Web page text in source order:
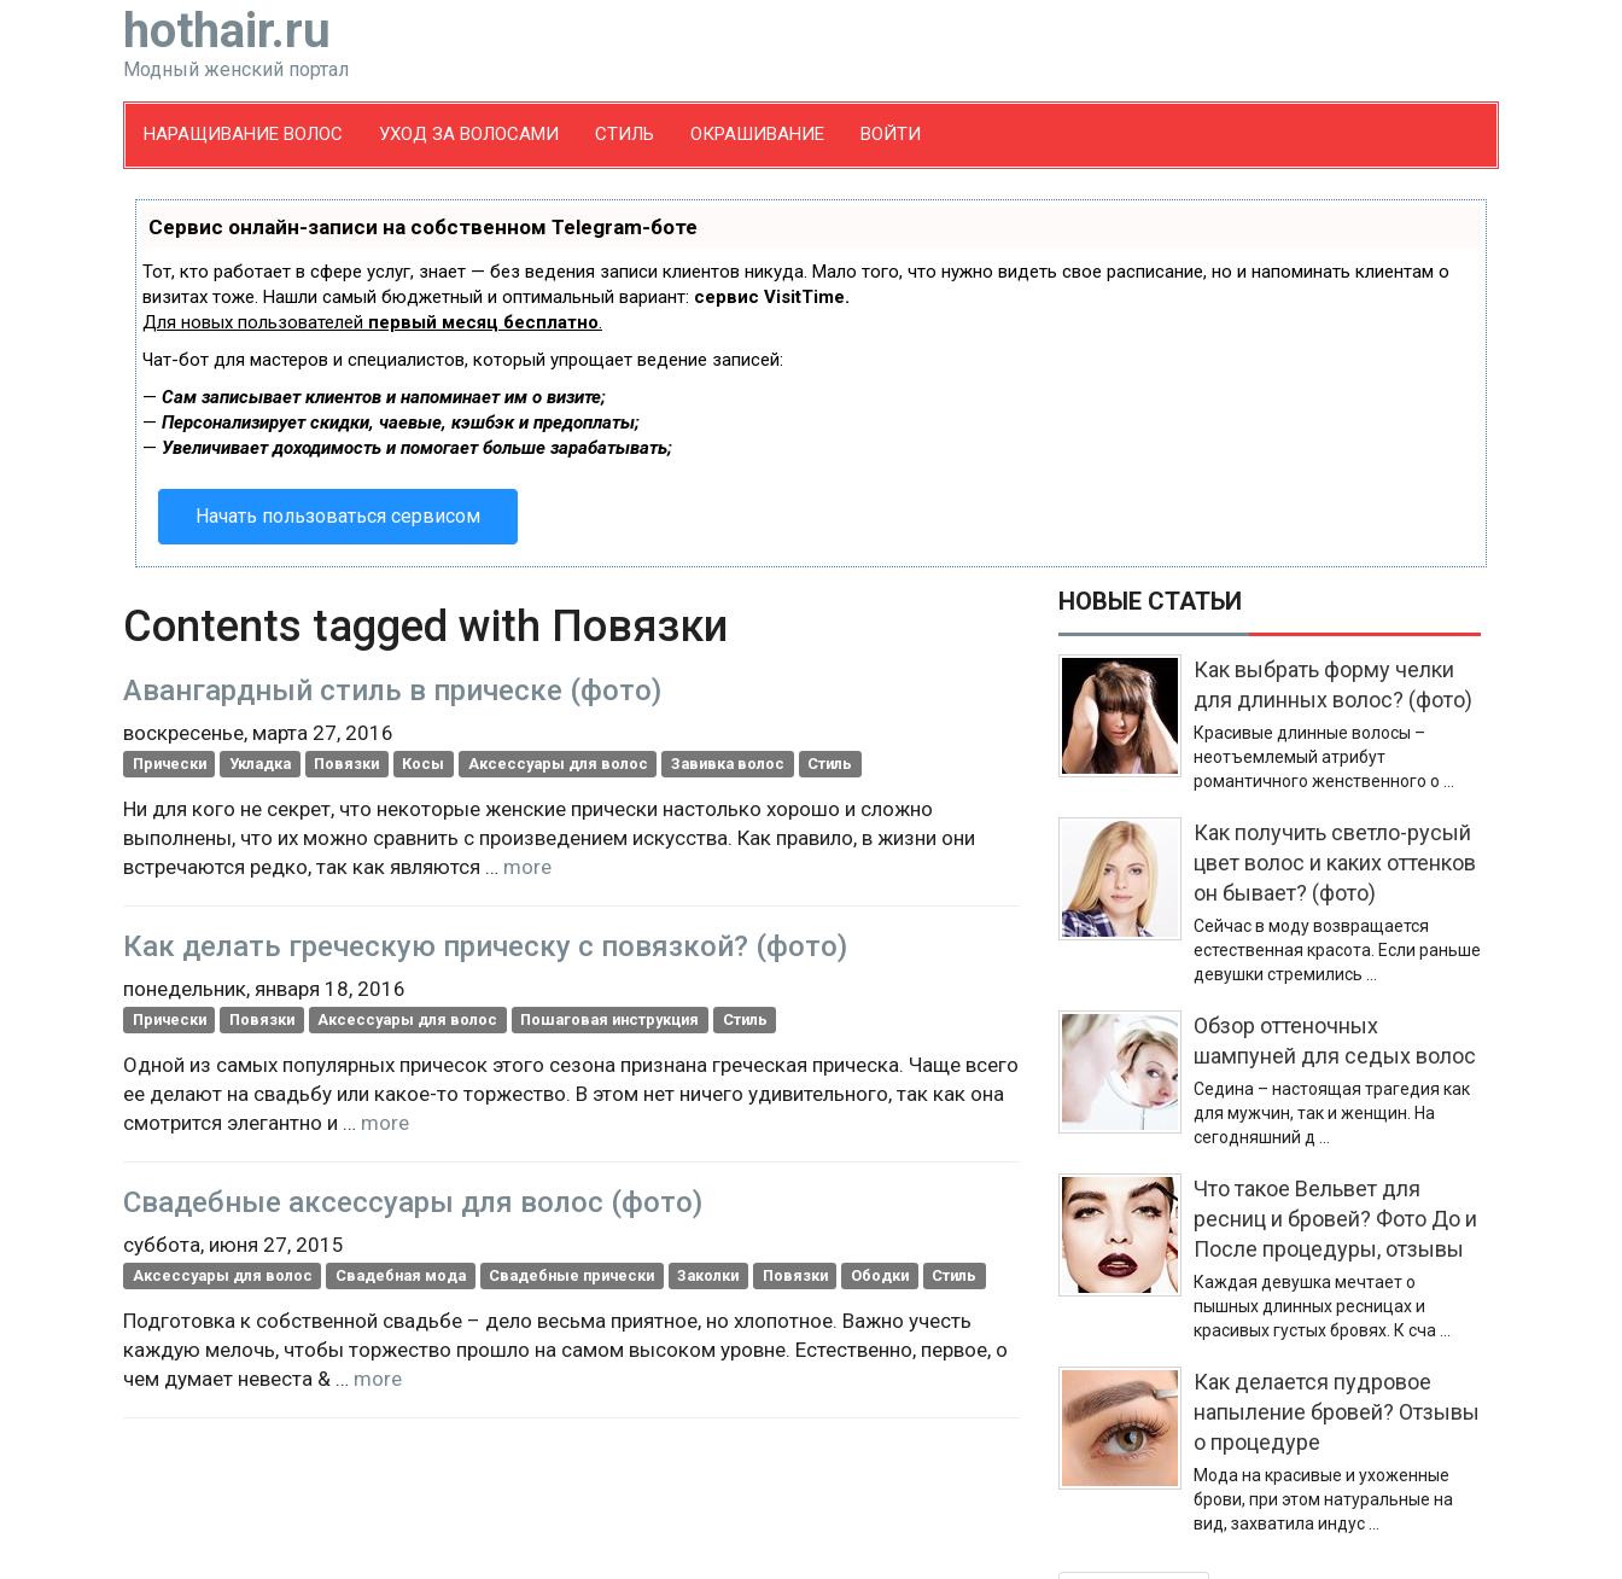
hothair.ru
Модный женский портал
НАРАЩИВАНИЕ ВОЛОС УХОД ЗА ВОЛОСАМИ СТИЛЬ ОКРАШИВАНИЕ ВОЙТИ
Сервис онлайн-записи на собственном Telegram-боте
Тот, кто работает в сфере услуг, знает — без ведения записи клиентов никуда. Мало того, что нужно видеть свое расписание, но и напоминать клиентам о
визитах тоже. Нашли самый бюджетный и оптимальный вариант: сервис VisitTime.
Для новых пользователей первый месяц бесплатно.
Чат-бот для мастеров и специалистов, который упрощает ведение записей:
— Сам записывает клиентов и напоминает им о визите;
— Персонализирует скидки, чаевые, кэшбэк и предоплаты;
— Увеличивает доходимость и помогает больше зарабатывать;
Начать пользоваться сервисом
Contents tagged with Повязки
Авангардный стиль в прическе (фото)
воскресенье, марта 27, 2016
Прически Укладка Повязки Косы Аксессуары для волос Завивка волос Стиль
Ни для кого не секрет, что некоторые женские прически настолько хорошо и сложно
выполнены, что их можно сравнить с произведением искусства. Как правило, в жизни они
встречаются редко, так как являются … more
Как делать греческую прическу с повязкой? (фото)
понедельник, января 18, 2016
Прически Повязки Аксессуары для волос Пошаговая инструкция Стиль
Одной из самых популярных причесок этого сезона признана греческая прическа. Чаще всего
ее делают на свадьбу или какое-то торжество. В этом нет ничего удивительного, так как она
смотрится элегантно и … more
Свадебные аксессуары для волос (фото)
суббота, июня 27, 2015
Аксессуары для волос Свадебная мода Свадебные прически Заколки Повязки Ободки Стиль
Подготовка к собственной свадьбе – дело весьма приятное, но хлопотное. Важно учесть
каждую мелочь, чтобы торжество прошло на самом высоком уровне. Естественно, первое, о
чем думает невеста & … more
НОВЫЕ СТАТЬИ
Как выбрать форму челки
для длинных волос? (фото)
Красивые длинные волосы –
неотъемлемый атрибут
романтичного женственного о …
Как получить светло-русый
цвет волос и каких оттенков
он бывает? (фото)
Сейчас в моду возвращается
естественная красота. Если раньше
девушки стремились …
Обзор оттеночных
шампуней для седых волос
Седина – настоящая трагедия как
для мужчин, так и женщин. На
сегодняшний д …
Что такое Вельвет для
ресниц и бровей? Фото До и
После процедуры, отзывы
Каждая девушка мечтает о
пышных длинных ресницах и
красивых густых бровях. К сча …
Как делается пудровое
напыление бровей? Отзывы
о процедуре
Мода на красивые и ухоженные
брови, при этом натуральные на
вид, захватила индус …